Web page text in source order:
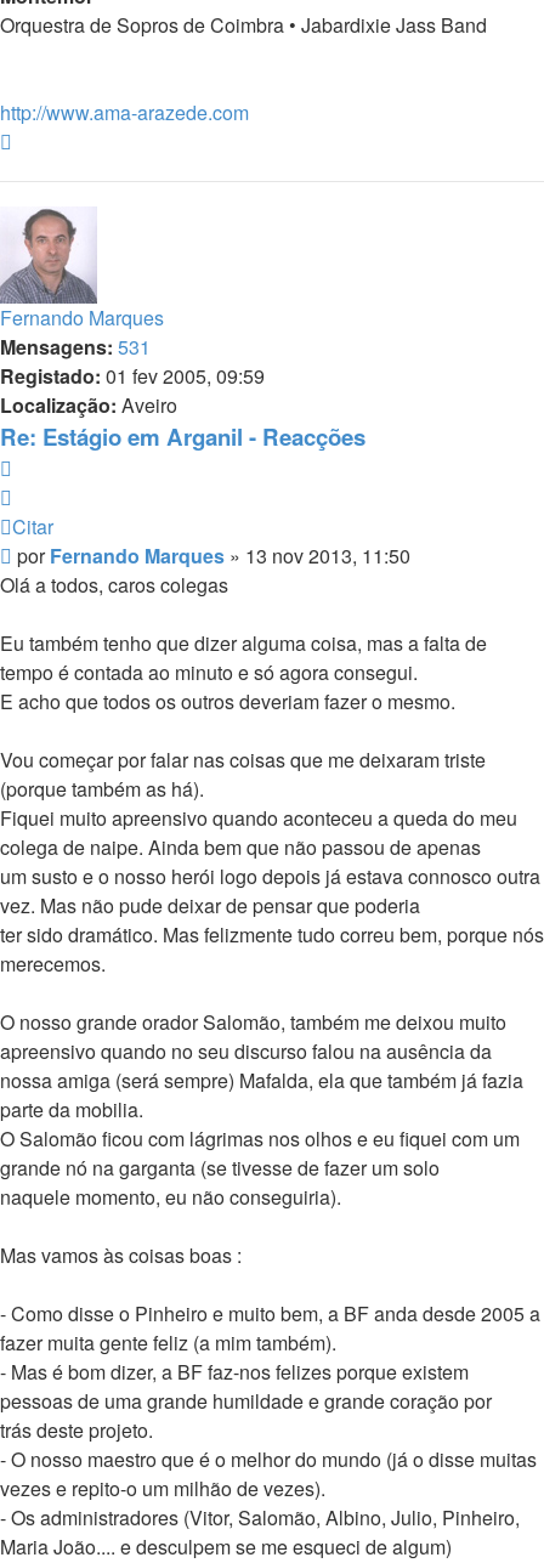
Orquestra de Sopros de Coimbra • Jabardixie Jass Band
http://www.ama-arazede.com
Fernando Marques
Mensagens: 531
Registado: 01 fev 2005, 09:59
Localização: Aveiro
Re: Estágio em Arganil - Reacções
Citar
Mensagem
porFernando Marques » 13 nov 2013, 11:50
Olá a todos, caros colegas
Eu também tenho que dizer alguma coisa, mas a falta de
tempo é contada ao minuto e só agora consegui.
E acho que todos os outros deveriam fazer o mesmo.
Vou começar por falar nas coisas que me deixaram triste
(porque também as há).
Fiquei muito apreensivo quando aconteceu a queda do meu
colega de naipe. Ainda bem que não passou de apenas
um susto e o nosso herói logo depois já estava connosco outra
vez. Mas não pude deixar de pensar que poderia
ter sido dramático. Mas felizmente tudo correu bem, porque nós
merecemos.
O nosso grande orador Salomão, também me deixou muito
apreensivo quando no seu discurso falou na ausência da
nossa amiga (será sempre) Mafalda, ela que também já fazia
parte da mobilia.
O Salomão ficou com lágrimas nos olhos e eu fiquei com um
grande nó na garganta (se tivesse de fazer um solo
naquele momento, eu não conseguiria).
Mas vamos às coisas boas :
- Como disse o Pinheiro e muito bem, a BF anda desde 2005 a
fazer muita gente feliz (a mim também).
- Mas é bom dizer, a BF faz-nos felizes porque existem
pessoas de uma grande humildade e grande coração por
trás deste projeto.
- O nosso maestro que é o melhor do mundo (já o disse muitas
vezes e repito-o um milhão de vezes).
- Os administradores (Vitor, Salomão, Albino, Julio, Pinheiro,
Maria João.... e desculpem se me esqueci de algum)